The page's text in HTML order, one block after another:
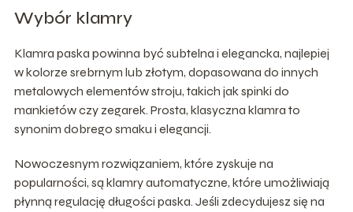
Wybór klamry
Klamra paska powinna być subtelna i elegancka, najlepiej
w kolorze srebrnym lub złotym, dopasowana do innych
metalowych elementów stroju, takich jak spinki do
mankietów czy zegarek. Prosta, klasyczna klamra to
synonim dobrego smaku i elegancji.
Nowoczesnym rozwiązaniem, które zyskuje na
popularności, są klamry automatyczne, które umożliwiają
płynną regulację długości paska. Jeśli zdecydujesz się na